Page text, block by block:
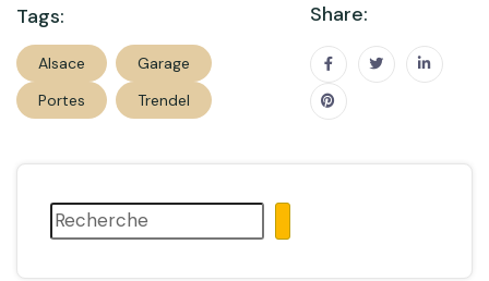
Tags:
Alsace
Garage
Portes
Trendel
Share: